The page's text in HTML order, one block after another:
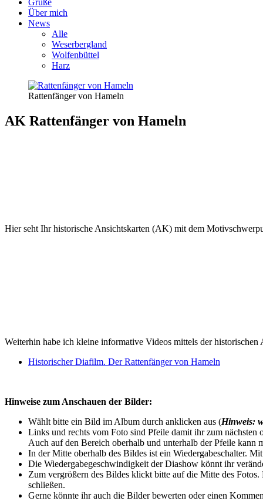
Grüße
Über mich
News
Alle
Weserbergland
Wolfenbüttel
Harz
Rattenfänger von Hameln
AK Rattenfänger von Hameln
Hier seht Ihr historische Ansichtskarten (AK) mit dem
Weiterhin habe ich kleine informative Videos mittels der
Historischer Diafilm. Der Rattenfänger von Hameln
Hinweise zum Anschauen der Bilder:
Wählt bitte ein Bild im Album durch anklicken aus (Hinweis:
Links und rechts vom Foto sind Pfeile damit ihr zum
Auch auf den Bereich oberhalb und unterhalb der Pfeile kann
In der Mitte oberhalb des Bildes ist ein Wiedergabeschalter.
Die Wiedergabegeschwindigkeit der Diashow könnt ihr
Zum vergrößern des Bildes klickt bitte auf die Mitte des
schließen.
Gerne könnte ihr auch die Bilder bewerten oder einen